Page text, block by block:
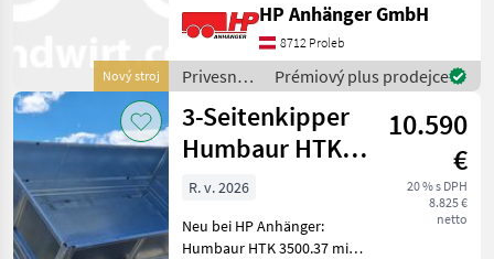
Nový stroj
- Stahlbordwänden,
doppelwandig Lademaße
innen: 3130 x 1740 x 400
mm, 3000 kg GG, Nutzlast
2130
HP Anhänger GmbH
8712 Proleb
Privesné
vozíky /
Humbaur
Prémiový plus prodejce
3-Seitenkipper
Humbaur HTK
3500.37
Setangebot, 3
10.590
€
20 % s DPH
8.825 €
netto
R. v. 2026
Neu bei HP Anhänger:
Humbaur HTK 3500.37 mit